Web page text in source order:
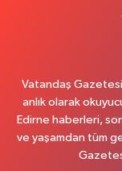
Vatandaş
anlık olarak
Edirne haberleri,
ve yaşamdan tüm